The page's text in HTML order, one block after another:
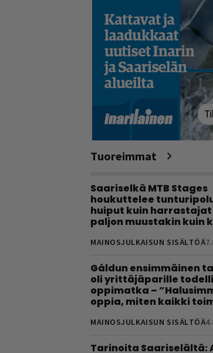
Tuoreimmat
Saariselkä MTB Stages
houkuttelee
huiput kuin harrastajat
paljon muustakin kuin
MAINOSJULKAISUN SISÄLTÖÄ
Gáldun ensimmäinen
oli yrittäjäparille
oppimatka –
oppia, miten kaikki
MAINOSJULKAISUN SISÄLTÖÄ
Tarinoita Saariselältä: